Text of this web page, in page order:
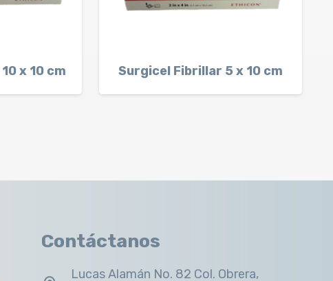
x 10 cm
Surgicel Fibrillar 5 x 10 cm
Contáctanos
Lucas Alamán No. 82 Col. Obrera,